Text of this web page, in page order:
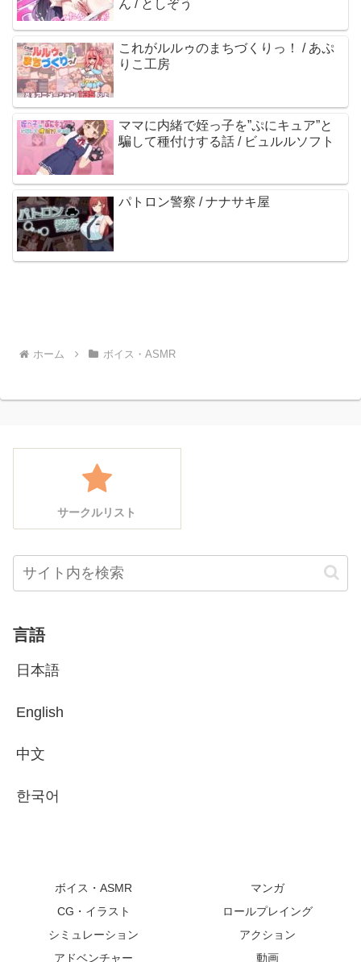
ん / としぞう
これがルルゥのまちづくりっ！ / あぷ
りこ工房
ママに内緒で姪っ子を”ぷにキュア”と
騙して種付けする話 / ビュルルソフト
パトロン警察 / ナナサキ屋
ホーム ボイス・ASMR
サークルリスト
言語
日本語
English
中文
한국어
ボイス・ASMR
マンガ
CG・イラスト
ロールプレイング
シミュレーション
アクション
アドベンチャー
動画